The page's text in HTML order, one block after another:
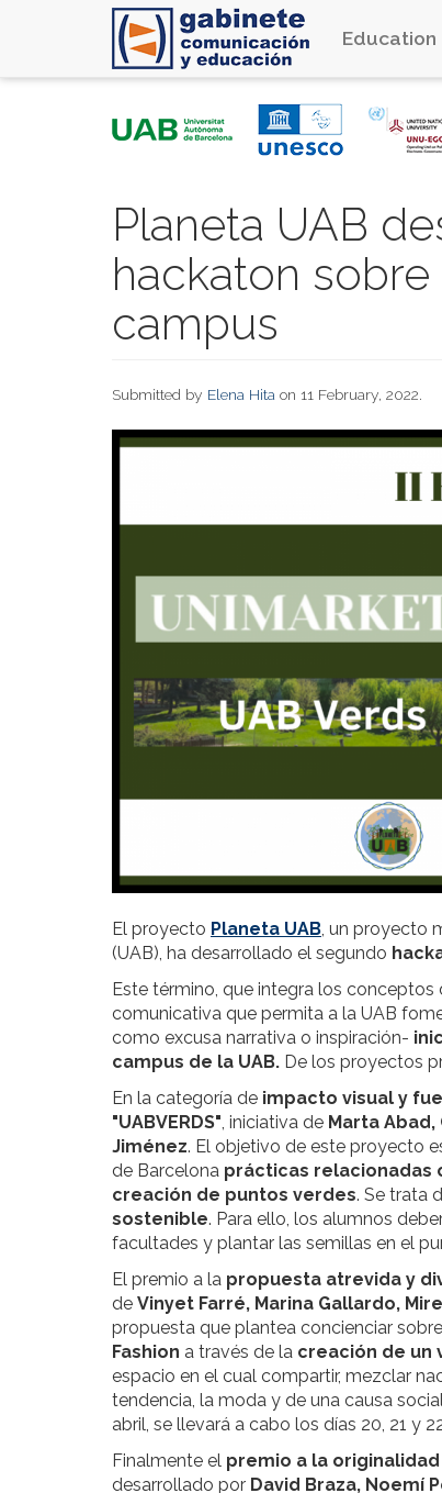
Education
Planeta UAB
hackaton
campus
Submitted by Elena Hita on 11 February, 2022.
El proyecto Planeta UAB, un proyecto
(UAB), ha desarrollado el segundo
Este término, que integra los conceptos
comunicativa que permita a la UAB
como excusa narrativa o inspiración-
campus de la UAB. De los proyectos
En la categoría de impacto visual y
"UABVERDS", iniciativa de Marta Abad,
Jiménez. El objetivo de este proyecto
de Barcelona prácticas relacionadas
creación de puntos verdes. Se trata
sostenible. Para ello, los alumnos
facultades y plantar las semillas en el
El premio a la propuesta atrevida y
de Vinyet Farré, Marina Gallardo,
propuesta que plantea concienciar
Fashion a través de la creación de un
espacio en el cual compartir, mezclar
tendencia, la moda y de una causa
abril, se llevará a cabo los días 20, 21 y
Finalmente el premio a la originalidad
desarrollado por David Braza, Noemí